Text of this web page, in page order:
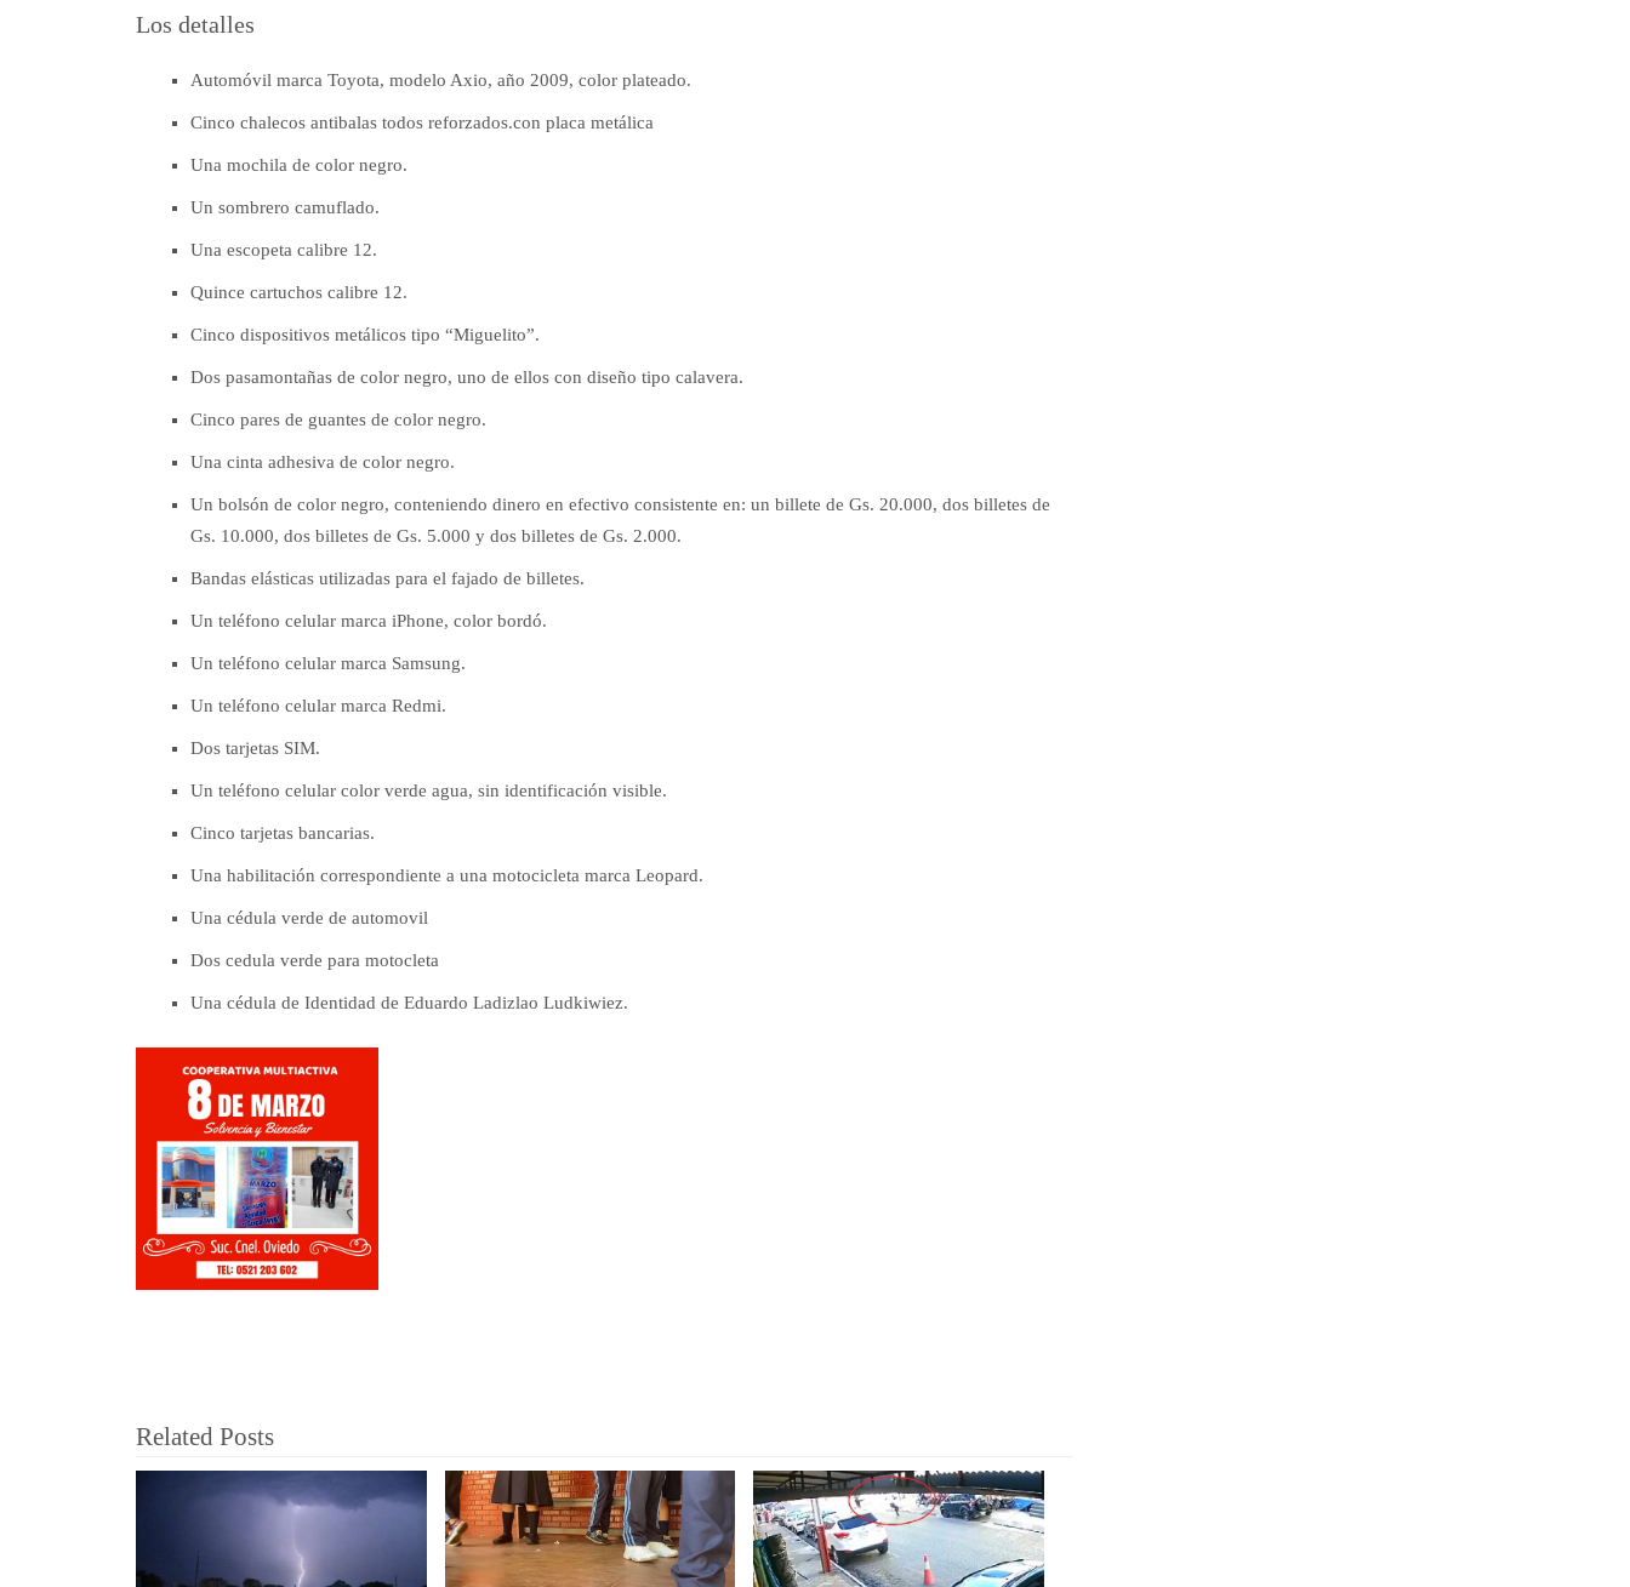
Los detalles
Automóvil marca Toyota, modelo Axio, año 2009, color plateado.
Cinco chalecos antibalas todos reforzados.con placa metálica
Una mochila de color negro.
Un sombrero camuflado.
Una escopeta calibre 12.
Quince cartuchos calibre 12.
Cinco dispositivos metálicos tipo “Miguelito”.
Dos pasamontañas de color negro, uno de ellos con diseño tipo calavera.
Cinco pares de guantes de color negro.
Una cinta adhesiva de color negro.
Un bolsón de color negro, conteniendo dinero en efectivo consistente en: un billete de Gs. 20.000, dos billetes de
Gs. 10.000, dos billetes de Gs. 5.000 y dos billetes de Gs. 2.000.
Bandas elásticas utilizadas para el fajado de billetes.
Un teléfono celular marca iPhone, color bordó.
Un teléfono celular marca Samsung.
Un teléfono celular marca Redmi.
Dos tarjetas SIM.
Un teléfono celular color verde agua, sin identificación visible.
Cinco tarjetas bancarias.
Una habilitación correspondiente a una motocicleta marca Leopard.
Una cédula verde de automovil
Dos cedula verde para motocleta
Una cédula de Identidad de Eduardo Ladizlao Ludkiwiez.
Related Posts